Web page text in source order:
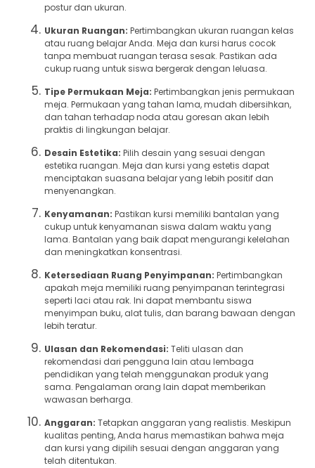
postur dan ukuran.
Ukuran Ruangan: Pertimbangkan ukuran ruangan kelas
atau ruang belajar Anda. Meja dan kursi harus cocok
tanpa membuat ruangan terasa sesak. Pastikan ada
cukup ruang untuk siswa bergerak dengan leluasa.
Tipe Permukaan Meja: Pertimbangkan jenis permukaan
meja. Permukaan yang tahan lama, mudah dibersihkan,
dan tahan terhadap noda atau goresan akan lebih
praktis di lingkungan belajar.
Desain Estetika: Pilih desain yang sesuai dengan
estetika ruangan. Meja dan kursi yang estetis dapat
menciptakan suasana belajar yang lebih positif dan
menyenangkan.
Kenyamanan: Pastikan kursi memiliki bantalan yang
cukup untuk kenyamanan siswa dalam waktu yang
lama. Bantalan yang baik dapat mengurangi kelelahan
dan meningkatkan konsentrasi.
Ketersediaan Ruang Penyimpanan: Pertimbangkan
apakah meja memiliki ruang penyimpanan terintegrasi
seperti laci atau rak. Ini dapat membantu siswa
menyimpan buku, alat tulis, dan barang bawaan dengan
lebih teratur.
Ulasan dan Rekomendasi: Teliti ulasan dan
rekomendasi dari pengguna lain atau lembaga
pendidikan yang telah menggunakan produk yang
sama. Pengalaman orang lain dapat memberikan
wawasan berharga.
Anggaran: Tetapkan anggaran yang realistis. Meskipun
kualitas penting, Anda harus memastikan bahwa meja
dan kursi yang dipilih sesuai dengan anggaran yang
telah ditentukan.